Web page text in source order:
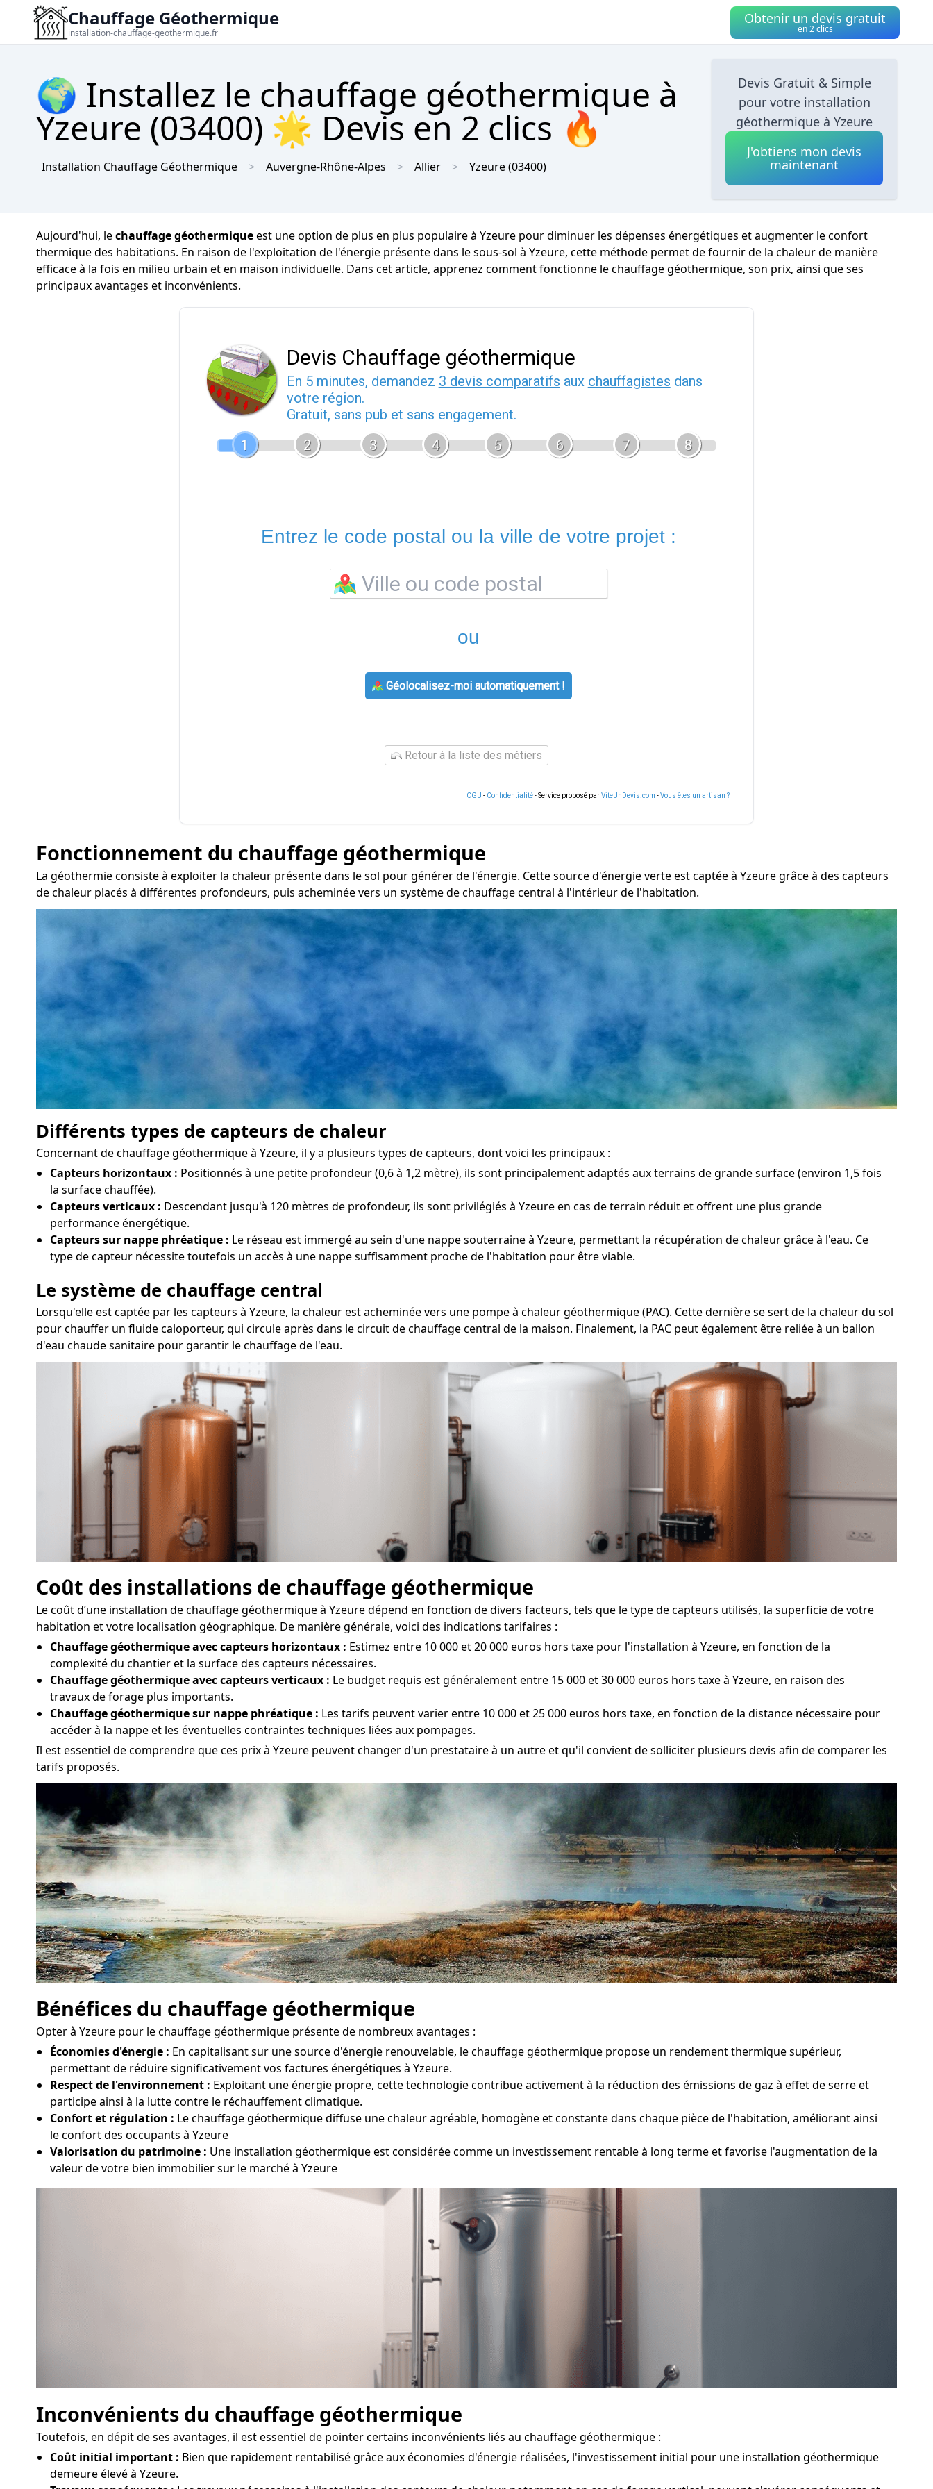
Chauffage Géothermique
installation-chauffage-geothermique.fr
Obtenir un devis gratuit
en 2 clics
🌍 Installez le chauffage géothermique à
Yzeure (03400) 🌟 Devis en 2 clics 🔥
Installation Chauffage Géothermique Auvergne-Rhône-Alpes Allier Yzeure(03400)
Devis Gratuit & Simple
pour votre installation
géothermique à Yzeure
J'obtiens mon devis
maintenant
Aujourd'hui, lechauffage géothermiqueest une option de plus en plus populaire à Yzeure pour diminuer les dépenses énergétiques et augmenter le confort
thermique des habitations. En raison de l'exploitation de l'énergie présente dans le sous-sol à Yzeure, cette méthode permet de fournir de la chaleur de manière
efficace à la fois en milieu urbain et en maison individuelle. Dans cet article, apprenez comment fonctionne le chauffage géothermique, son prix, ainsi que ses
principaux avantages et inconvénients.
Devis Chauffage géothermique
En 5 minutes, demandez 3 devis comparatifs aux chauffagistes dans
votre région.
Gratuit, sans pub et sans engagement.
1
2 3 4 5 6 7 8
Entrez le code postal ou la ville de votre projet :
ou
Géolocalisez-moi automatiquement !
Retour à la liste des métiers
CGU - Confidentialité- Service proposé parViteUnDevis.com -Vous êtes un artisan ?
Fonctionnement du chauffage géothermique
La géothermie consiste à exploiter la chaleur présente dans le sol pour générer de l'énergie. Cette source d'énergie verte est captée à Yzeure grâce à des capteurs
de chaleur placés à différentes profondeurs, puis acheminée vers un système de chauffage central à l'intérieur de l'habitation.
Différents types de capteurs de chaleur
Concernant de chauffage géothermique à Yzeure, il y a plusieurs types de capteurs, dont voici les principaux :
Capteurs horizontaux : Positionnés à une petite profondeur (0,6 à 1,2 mètre), ils sont principalement adaptés aux terrains de grande surface (environ 1,5 fois
la surface chauffée).
Capteurs verticaux : Descendant jusqu'à 120 mètres de profondeur, ils sont privilégiés à Yzeure en cas de terrain réduit et offrent une plus grande
performance énergétique.
Capteurs sur nappe phréatique : Le réseau est immergé au sein d'une nappe souterraine à Yzeure, permettant la récupération de chaleur grâce à l'eau. Ce
type de capteur nécessite toutefois un accès à une nappe suffisamment proche de l'habitation pour être viable.
Le système de chauffage central
Lorsqu'elle est captée par les capteurs à Yzeure, la chaleur est acheminée vers une pompe à chaleur géothermique (PAC). Cette dernière se sert de la chaleur du sol
pour chauffer un fluide caloporteur, qui circule après dans le circuit de chauffage central de la maison. Finalement, la PAC peut également être reliée à un ballon
d'eau chaude sanitaire pour garantir le chauffage de l'eau.
Coût des installations de chauffage géothermique
Le coût d’une installation de chauffage géothermique à Yzeure dépend en fonction de divers facteurs, tels que le type de capteurs utilisés, la superficie de votre
habitation et votre localisation géographique. De manière générale, voici des indications tarifaires :
Chauffage géothermique avec capteurs horizontaux : Estimez entre 10 000 et 20 000 euros hors taxe pour l'installation à Yzeure, en fonction de la
complexité du chantier et la surface des capteurs nécessaires.
Chauffage géothermique avec capteurs verticaux : Le budget requis est généralement entre 15 000 et 30 000 euros hors taxe à Yzeure, en raison des
travaux de forage plus importants.
Chauffage géothermique sur nappe phréatique : Les tarifs peuvent varier entre 10 000 et 25 000 euros hors taxe, en fonction de la distance nécessaire pour
accéder à la nappe et les éventuelles contraintes techniques liées aux pompages.
Il est essentiel de comprendre que ces prix à Yzeure peuvent changer d'un prestataire à un autre et qu'il convient de solliciter plusieurs devis afin de comparer les
tarifs proposés.
Bénéfices du chauffage géothermique
Opter à Yzeure pour le chauffage géothermique présente de nombreux avantages :
Économies d'énergie : En capitalisant sur une source d'énergie renouvelable, le chauffage géothermique propose un rendement thermique supérieur,
permettant de réduire significativement vos factures énergétiques à Yzeure.
Respect de l'environnement : Exploitant une énergie propre, cette technologie contribue activement à la réduction des émissions de gaz à effet de serre et
participe ainsi à la lutte contre le réchauffement climatique.
Confort et régulation : Le chauffage géothermique diffuse une chaleur agréable, homogène et constante dans chaque pièce de l'habitation, améliorant ainsi
le confort des occupants à Yzeure
Valorisation du patrimoine : Une installation géothermique est considérée comme un investissement rentable à long terme et favorise l'augmentation de la
valeur de votre bien immobilier sur le marché à Yzeure
Inconvénients du chauffage géothermique
Toutefois, en dépit de ses avantages, il est essentiel de pointer certains inconvénients liés au chauffage géothermique :
Coût initial important : Bien que rapidement rentabilisé grâce aux économies d'énergie réalisées, l'investissement initial pour une installation géothermique
demeure élevé à Yzeure.